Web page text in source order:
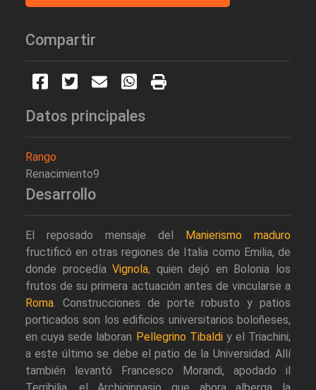
Compartir
Datos principales
Rango
Renacimiento9
Desarrollo
El reposado mensaje del
Manierismo maduro
fructificó en otras regiones de Italia como Emilia, de
donde procedíaVignola, quien dejó en Bolonia los
frutos de su primera actuación antes de vincularse a
Roma. Construcciones de porte robusto y patios
porticados son los edificios universitarios boloñeses,
en cuya sede laboran Pellegrino Tibaldiy el Triachini;
a este último se debe el patio de la Universidad. Allí
también levantó Francesco Morandi, apodado il